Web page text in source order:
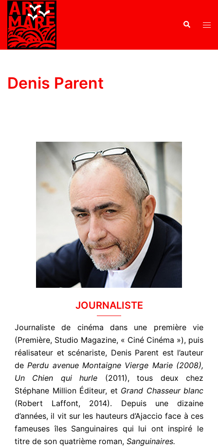
Denis Parent
JOURNALISTE
Journaliste de cinéma dans une première vie
(Première, Studio Magazine, « Ciné Cinéma »), puis
réalisateur et scénariste, Denis Parent est l’auteur
dePerdu avenue Montaigne Vierge Marie (2008),
Un Chien qui hurle (2011), tous deux chez
Stéphane Million Éditeur, et Grand Chasseur blanc
(Robert Laffont, 2014). Depuis une dizaine
d’années, il vit sur les hauteurs d’Ajaccio face à ces
fameuses îles Sanguinaires qui lui ont inspiré le
titre de son quatrième roman, Sanguinaires.